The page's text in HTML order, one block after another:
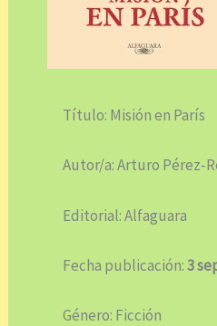
Título: Misión en París
Autor/a: Arturo Pérez-
Editorial: Alfaguara
Fecha publicación:3
Género: Ficción